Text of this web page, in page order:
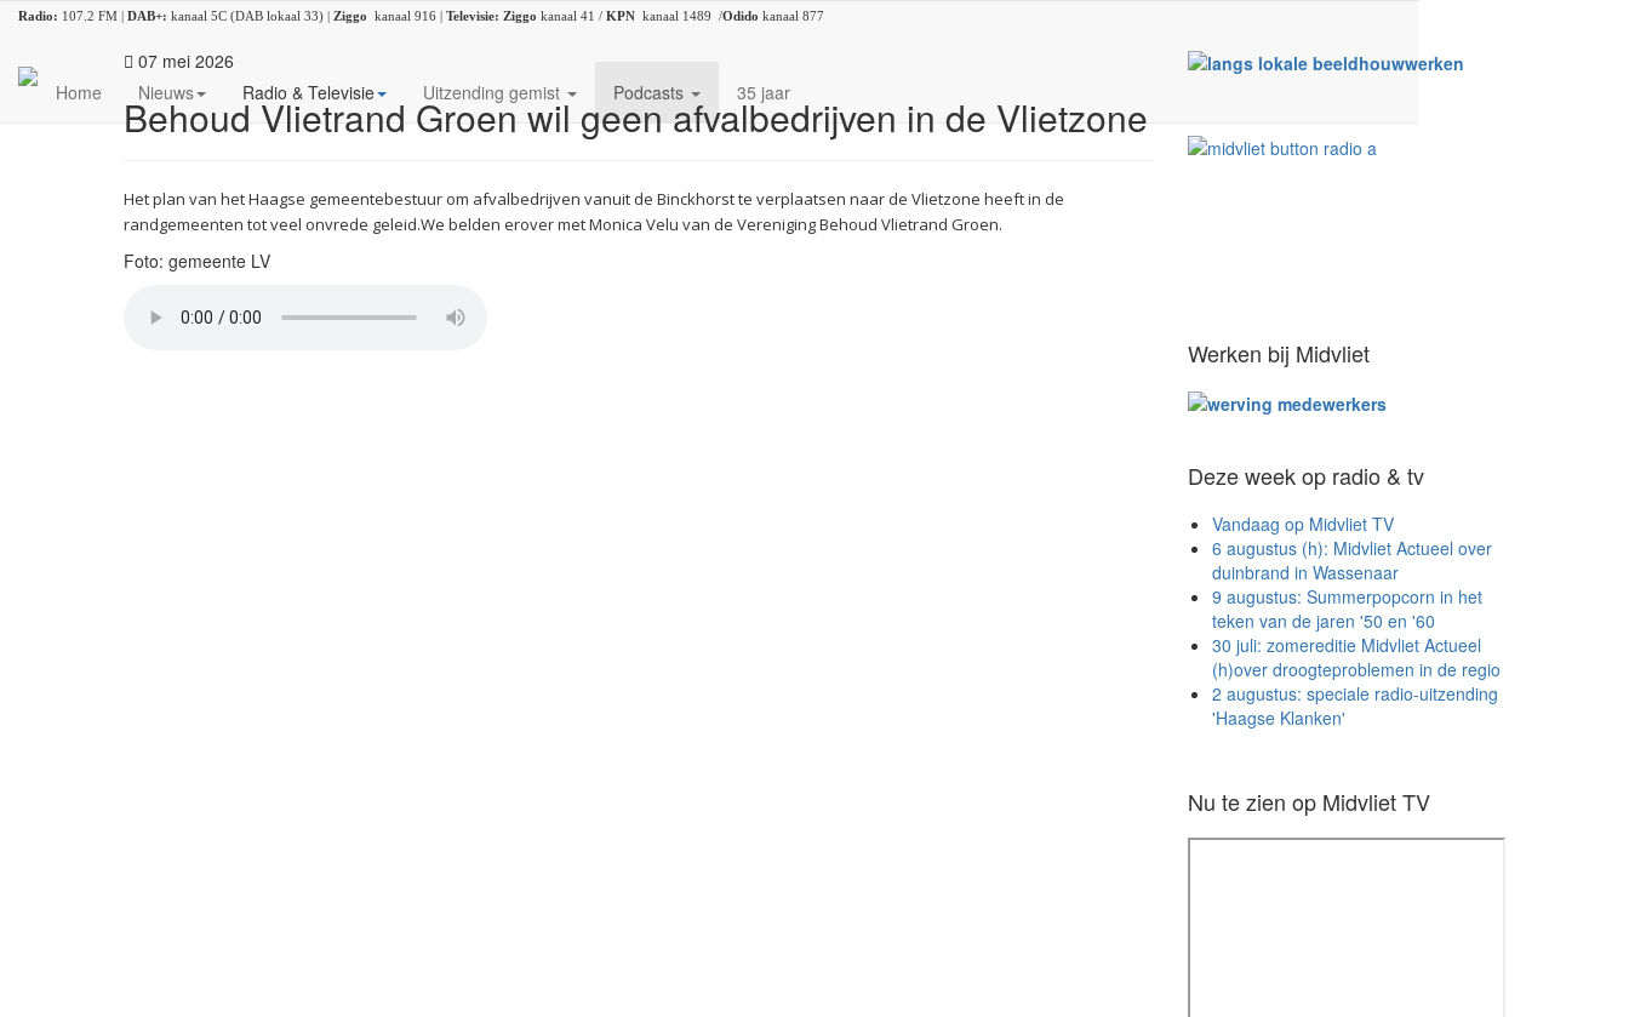
Radio: 107.2 FM | DAB+: kanaal 5C (DAB lokaal 33) | Ziggo kanaal 916 | Televisie: Ziggo kanaal 41 / KPN kanaal 1489 /Odido kanaal 877
Home Nieuws Radio & Televisie Uitzending gemist Podcasts 35 jaar
07 mei 2026
Behoud Vlietrand Groen wil geen afvalbedrijven in de Vlietzone
Het plan van het Haagse gemeentebestuur om afvalbedrijven vanuit de Binckhorst te verplaatsen naar de Vlietzone heeft in de
randgemeenten tot veel onvrede geleid.We belden erover met Monica Velu van de Vereniging Behoud Vlietrand Groen.
Foto: gemeente LV
Werken bij Midvliet
Deze week op radio & tv
Vandaag op Midvliet TV
6 augustus (h): Midvliet Actueel over
duinbrand in Wassenaar
9 augustus: Summerpopcorn in het
teken van de jaren '50 en '60
30 juli: zomereditie Midvliet Actueel
(h)over droogteproblemen in de regio
2 augustus: speciale radio-uitzending
'Haagse Klanken'
Nu te zien op Midvliet TV